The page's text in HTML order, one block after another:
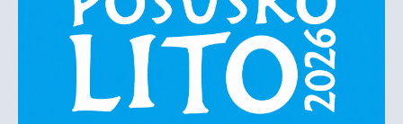
Sport
Kultura
Crna